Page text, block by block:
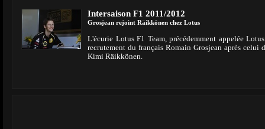
Intersaison F1 2011/2012
Grosjean rejoint Räikkönen chez Lotus
L'écurie Lotus F1 Team, précédemment appelée
recrutement du français Romain Grosjean après celui
Kimi Räikkönen.